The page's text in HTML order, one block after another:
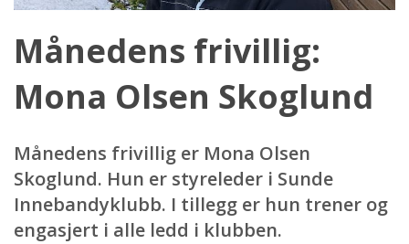
Månedens frivillig:
Mona Olsen Skoglund
Månedens frivillig er Mona Olsen
Skoglund. Hun er styreleder i Sunde
Innebandyklubb. I tillegg er hun trener og
engasjert i alle ledd i klubben.